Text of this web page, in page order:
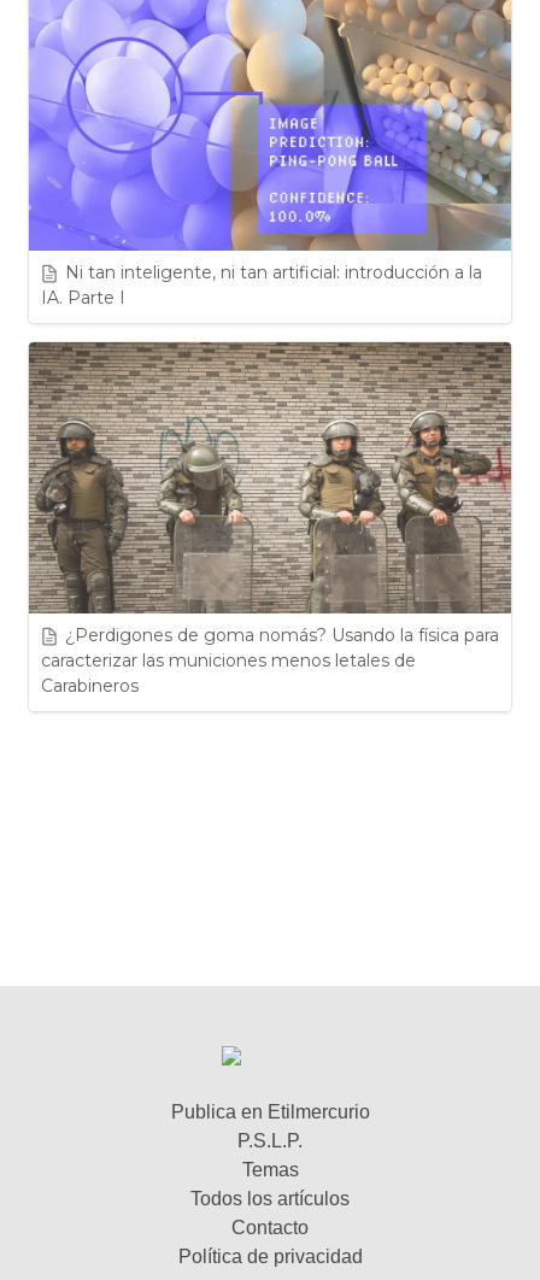
Ni tan inteligente, ni tan artificial: introducción a la
IA. Parte I
¿Perdigones de goma nomás? Usando la física para
caracterizar las municiones menos letales de
Carabineros
Publica en Etilmercurio
P.S.L.P.
Temas
Todos los artículos
Contacto
Política de privacidad